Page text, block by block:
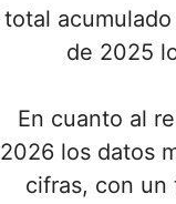
total
de 2025
En cuanto al
2026 los datos
cifras, con un